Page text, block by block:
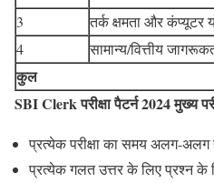
3
तर्क क्षमता और कंप्यूटर
4
सामान्य/वित्तीय
कुल
SBI Clerk परीक्षा पैटर्न 2024 मुख्य
प्रत्येक परीक्षा का समय अलग-अलग
प्रत्येक गलत उत्तर के लिए प्रश्न के